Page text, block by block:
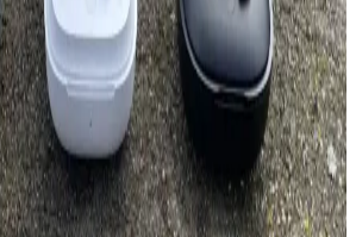
Kulaklıklar ve Yüksek Ses
Gelişmeler ve Seçim İpuçları
hareket özgürlüğü ve yüksek ses
Güncel teknolojiler ve özellikler sayesinde
mümkün oluyor.
Temel Özellikleri ve Modeller
Analizi